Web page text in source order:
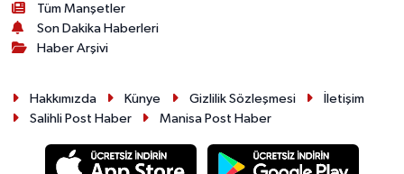
Tüm Manşetler
Son Dakika Haberleri
Haber Arşivi
Hakkımızda Künye Gizlilik Sözleşmesi
İletişim
Salihli Post Haber
Manisa Post Haber